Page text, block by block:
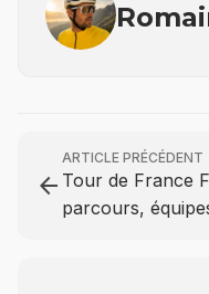
arrow_back
ARTICLE PRÉCÉDENT
Tour de France
parcours,